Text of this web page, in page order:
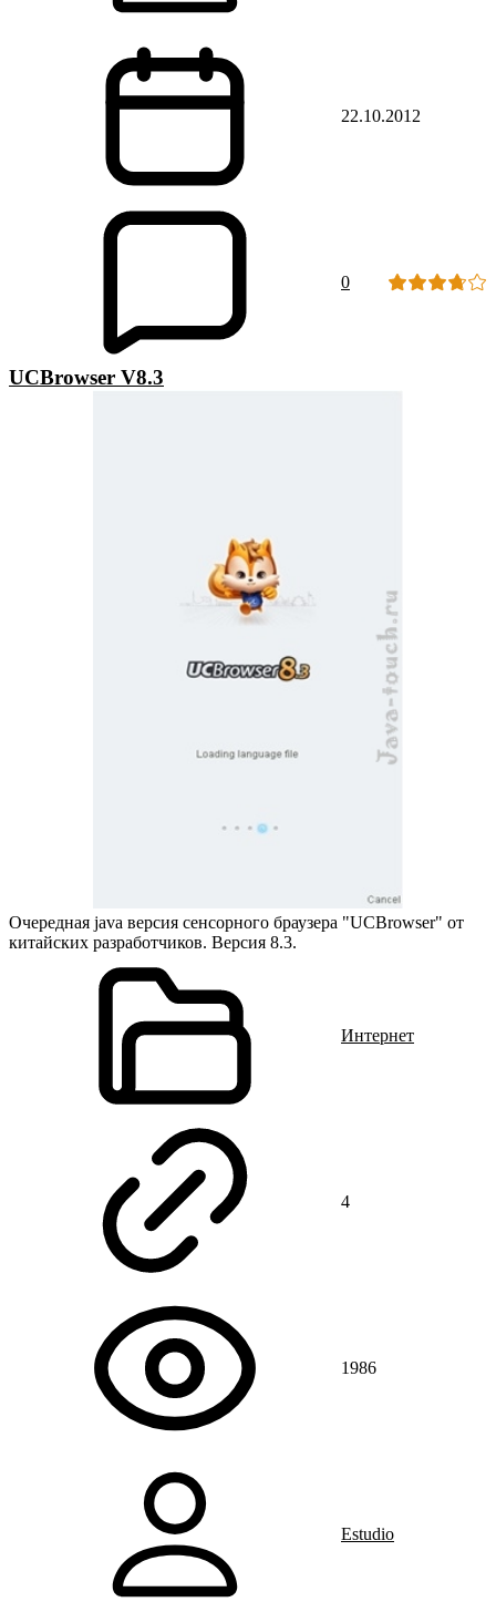
22.10.2012
0
UCBrowser V8.3
Очередная java версия сенсорного браузера "UCBrowser" от
китайских разработчиков. Версия 8.3.
Интернет
4
1986
Estudio